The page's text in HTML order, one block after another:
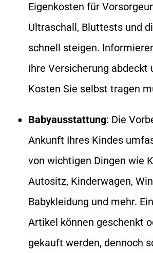
Eigenkosten für
Ultraschall, Bluttests und
schnell steigen.
Ihre Versicherung abdeckt
Kosten Sie selbst tragen
Babyausstattung: Die
Ankunft Ihres Kindes
von wichtigen Dingen wie
Autositz, Kinderwagen,
Babykleidung und mehr.
Artikel können geschenkt
gekauft werden, dennoch